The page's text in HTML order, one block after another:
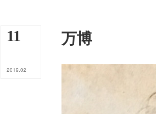
11
2019.02
万博